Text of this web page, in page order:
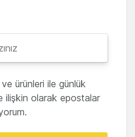
ürünleri ile günlük
ilişkin olarak epostalar